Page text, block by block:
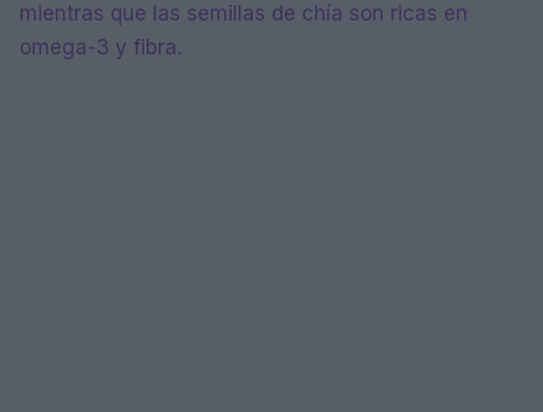
mientras que las semillas de chía son ricas en
omega-3 y fibra.